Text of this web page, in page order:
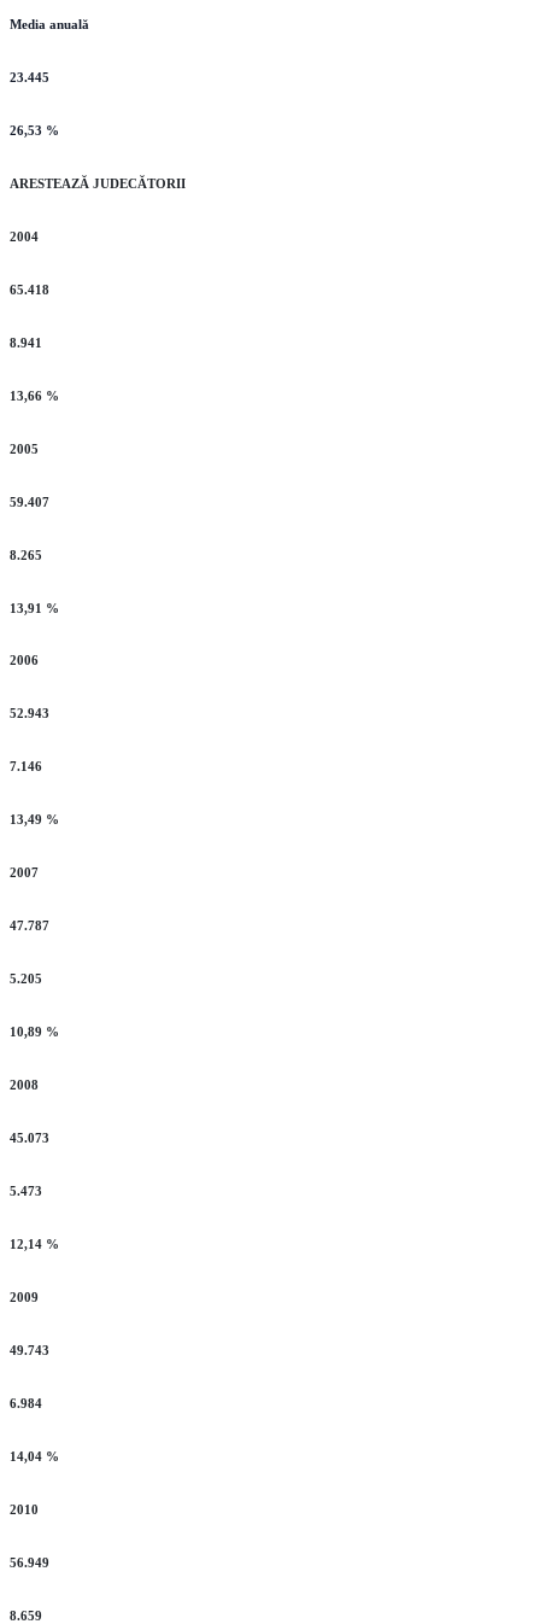
Media anuală
23.445
26,53 %
ARESTEAZĂ JUDECĂTORII
2004
65.418
8.941
13,66 %
2005
59.407
8.265
13,91 %
2006
52.943
7.146
13,49 %
2007
47.787
5.205
10,89 %
2008
45.073
5.473
12,14 %
2009
49.743
6.984
14,04 %
2010
56.949
8.659